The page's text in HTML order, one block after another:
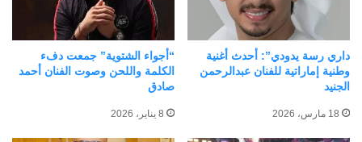
جاري
التحميل…
مرتبط
داري رسة يدودي”: أحدث أغنية
وطنية إماراتية للفنان عبدالرحمن
الجنيد
18 مارس، 2026
“أجواء الشتوية” جمعت دفء
الكلمة واللحن وصوت الفنان أحمد
صادق
8 يناير، 2026